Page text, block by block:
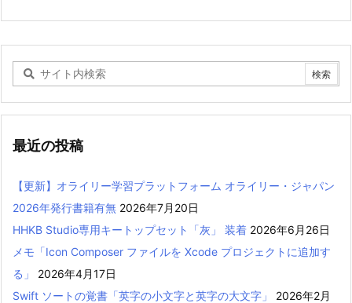
最近の投稿
【更新】オライリー学習プラットフォーム オライリー・ジャパン
2026年発行書籍有無 2026年7月20日
HHKB Studio専用キートップセット「灰」 装着 2026年6月26日
メモ「Icon Composer ファイルを Xcode プロジェクトに追加す
る」
2026年4月17日
Swift ソートの覚書「英字の小文字と英字の大文字」
2026年2月